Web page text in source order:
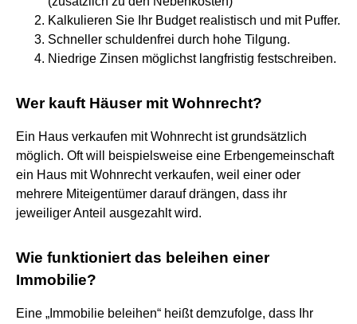
Kalkulieren Sie Ihr Budget realistisch und mit Puffer.
Schneller schuldenfrei durch hohe Tilgung.
Niedrige Zinsen möglichst langfristig festschreiben.
Wer kauft Häuser mit Wohnrecht?
Ein Haus verkaufen mit Wohnrecht ist grundsätzlich
möglich. Oft will beispielsweise eine Erbengemeinschaft
ein Haus mit Wohnrecht verkaufen, weil einer oder
mehrere Miteigentümer darauf drängen, dass ihr
jeweiliger Anteil ausgezahlt wird.
Wie funktioniert das beleihen einer
Immobilie?
Eine „Immobilie beleihen“ heißt demzufolge, dass Ihr